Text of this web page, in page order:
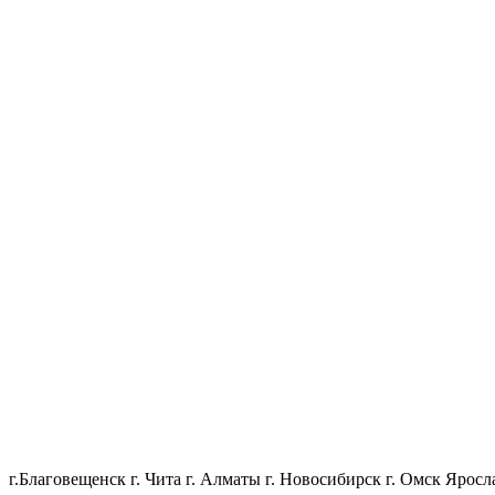
г.Благовещенск г. Чита г. Алматы г. Новосибирск г. Омск